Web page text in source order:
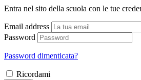
Entra nel sito della scuola con le tue
Email address
Password
Password dimenticata?
Ricordami